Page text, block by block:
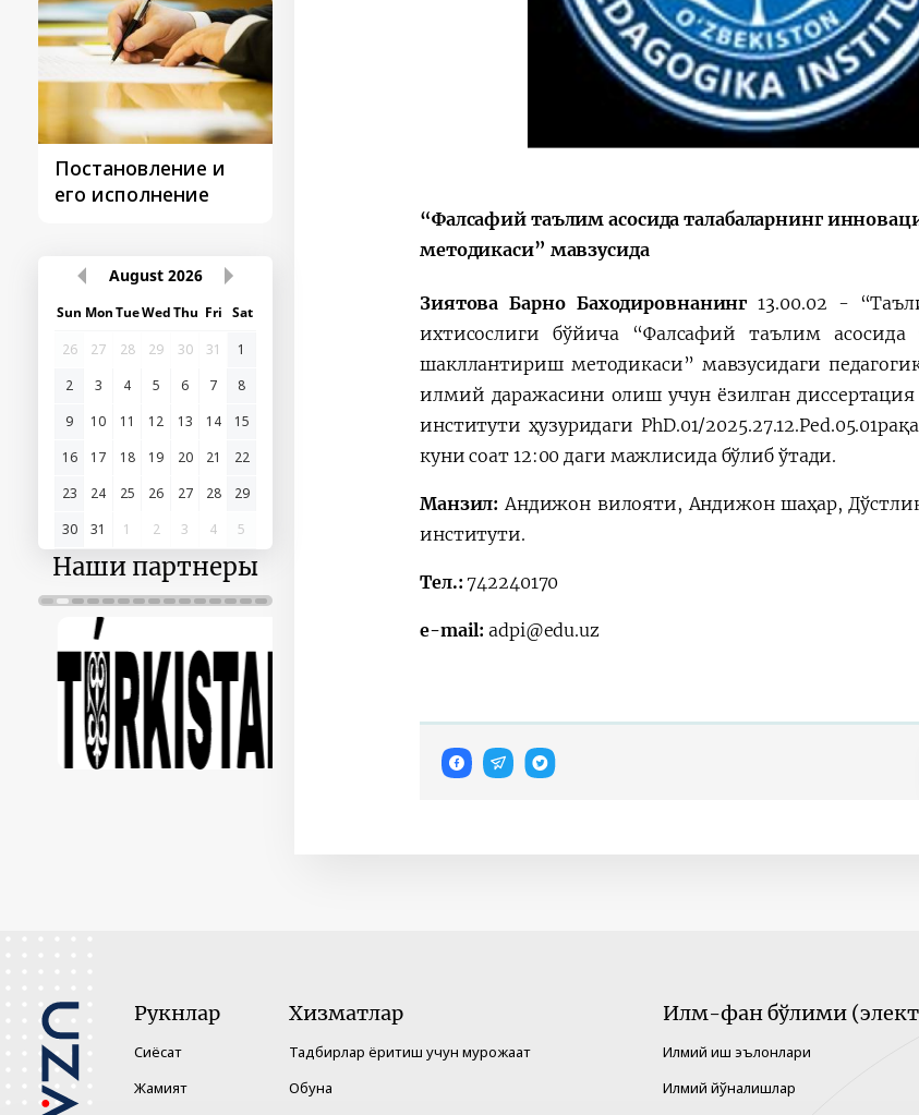
Постановление и
его исполнение
действии
August 2026
Sun MonTueWedThu Fri Sat
26
27 28 29 30 31
1
2
3 4 5 6 7
8
9
10 11 12 13 14
15
16
17 18 19 20 21
22
23
24 25 26 27 28
29
30
31 1 2 3 4 5
Наши партнеры
“Фалсафий таълим асосида талабаларнинг
методикаси” мавзусида
Зиятова Барно Баходировнанинг13.00.02 -
ихтисослиги бўйича “Фалсафий таълим асосида
шакллантириш методикаси” мавзусидаги
илмий даражасини олиш учун ёзилган
институти ҳузуридаги PhD.01/
куни соат 12:00 даги мажлисида бўлиб ўтади.
Манзил: Андижон вилояти, Андижон шаҳар,
институти.
Тел.: 742240170
e-mail: adpi@edu.uz
Рукнлар
Сиёсат
Жамият
Хизматлар
Тадбирлар ёритиш учун мурожаат
Обуна
Илм-фан бўлими
Илмий иш эълонлари
Илмий йўналишлар